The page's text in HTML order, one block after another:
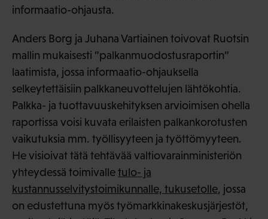
informaatio-ohjausta.
Anders Borg ja Juhana Vartiainen toivovat Ruotsin
mallin mukaisesti ”palkanmuodostusraportin”
laatimista, jossa informaatio-ohjauksella
selkeytettäisiin palkkaneuvottelujen lähtökohtia.
Palkka- ja tuottavuuskehityksen arvioimisen ohella
raportissa voisi kuvata erilaisten palkankorotusten
vaikutuksia mm. työllisyyteen ja työttömyyteen.
He visioivat tätä tehtävää valtiovarainministeriön
yhteydessä toimivalletulo- ja
kustannusselvitystoimikunnalle, tukusetolle, jossa
on edustettuna myös työmarkkinakeskusjärjestöt,